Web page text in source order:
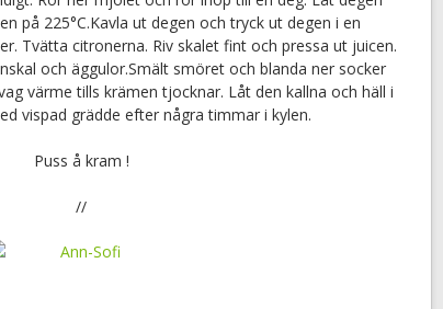
på 225°C.Kavla ut degen och tryck ut degen i en
Tvätta citronerna. Riv skalet fint och pressa ut juicen.
och äggulor.Smält smöret och blanda ner socker
värme tills krämen tjocknar. Låt den kallna och häll i
vispad grädde efter några timmar i kylen.
Puss å kram !
//